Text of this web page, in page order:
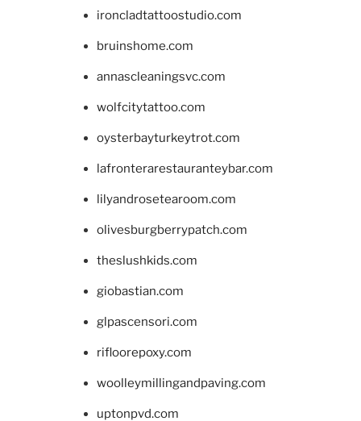
ironcladtattoostudio.com
bruinshome.com
annascleaningsvc.com
wolfcitytattoo.com
oysterbayturkeytrot.com
lafronterarestauranteybar.com
lilyandrosetearoom.com
olivesburgberrypatch.com
theslushkids.com
giobastian.com
glpascensori.com
rifloorepoxy.com
woolleymillingandpaving.com
uptonpvd.com